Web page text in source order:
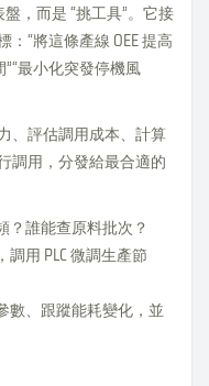
，而是 “挑工具”。它接
“將這條產線 OEE 提高
”“最小化突發停機風
、評估調用成本、計算
調用，分發給最合適的
？誰能查原料批次？
用 PLC 微調生產節
數、跟蹤能耗變化，並